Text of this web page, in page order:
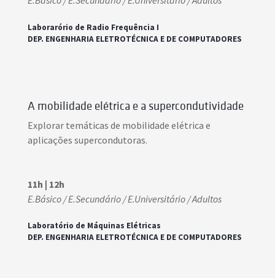
Laborarório de Radio Frequência I
DEP. ENGENHARIA ELETROTÉCNICA E DE COMPUTADORES
A mobilidade elétrica e a supercondutividade
Explorar temáticas de mobilidade elétrica e
aplicações supercondutoras.
11h | 12h
E.Básico / E.Secundário / E.Universitário / Adultos
Laboratório de Máquinas Elétricas
DEP. ENGENHARIA ELETROTÉCNICA E DE COMPUTADORES